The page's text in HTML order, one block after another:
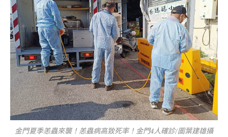
金門夏季恙蟲來襲！恙蟲病高致死率！金門4人確診/圖葉建雄攝